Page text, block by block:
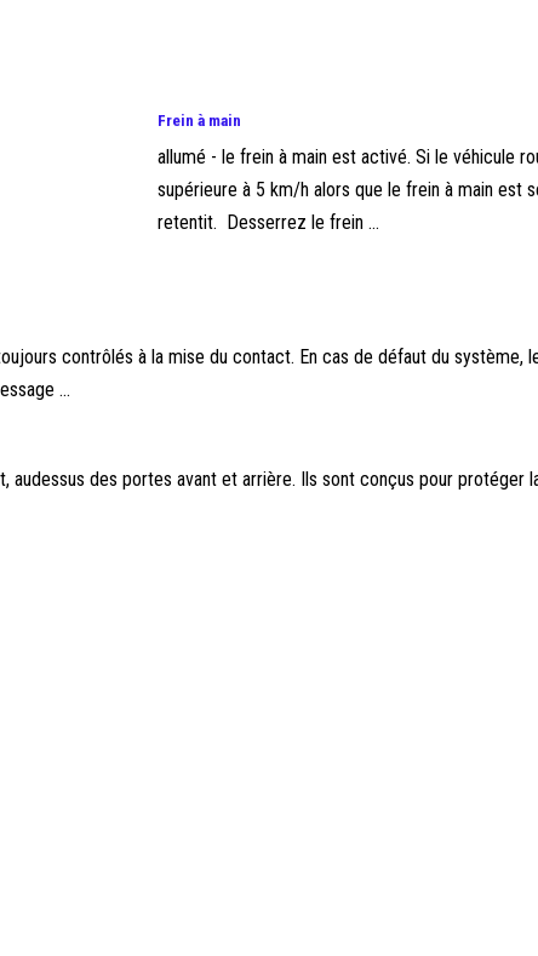
Frein à main
allumé - le frein à main est activé. Si le véhicule
supérieure à 5 km/h alors que le frein à main est
retentit. Desserrez le frein ...
contrôlés à la mise du contact. En cas de défaut du système,
...
des portes avant et arrière. Ils sont conçus pour protéger